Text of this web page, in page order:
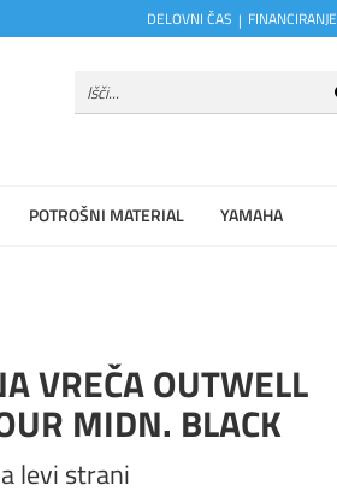
DELOVNI ČAS FINANCIRANJE
POTROŠNI MATERIAL YAMAHA
VREČA OUTWELL
MIDN. BLACK
levi strani